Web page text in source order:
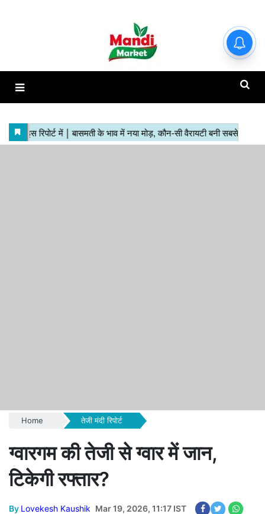
Home तेजी मंदी रिपोर्ट
ग्वारगम की तेजी से ग्वार में जान,
टिकेगी रफ्तार?
By Lovekesh Kaushik Mar 19, 2026, 11:17 IST
हाजिर मंडियों के ताजा रेट | देखें इस
रिपोर्ट में